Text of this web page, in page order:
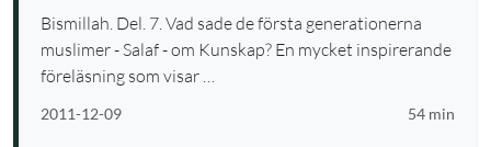
Bismillah. Del. 7. Vad sade de första generationerna
muslimer - Salaf - om Kunskap? En mycket inspirerande
föreläsning som visar …
2011-12-09 54 min